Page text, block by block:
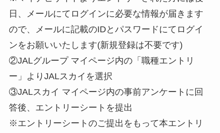
日、メールにてログインに必要な情報が届きます
ので、メールに記載のIDとパスワードにてログイ
ンをお願いいたします(新規登録は不要です)
②JALグループ マイページ内の「職種エントリ
ー」よりJALスカイを選択
③JALスカイ マイページ内の事前アンケートに回
答後、エントリーシートを提出
※エントリーシートのご提出をもって本エントリ